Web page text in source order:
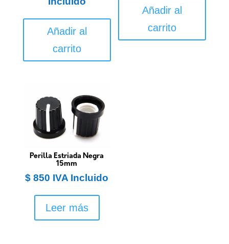
Añadir al
carrito
Añadir al
carrito
Perilla Estriada Negra
15mm
$ 850 IVA Incluido
Leer más